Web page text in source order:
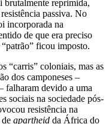
brutalmente reprimida,
passiva. No
incorporada na
de que era preciso
ficou imposto.
“carris” coloniais, mas as
dos camponeses –
falharam devido a uma
sociais na sociedade pós-
resistência na
apartheid da África do